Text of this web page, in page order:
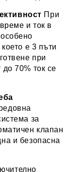
При
и ток в
е 3 пъти
при
70% ток се
за
клапан
и безопасна